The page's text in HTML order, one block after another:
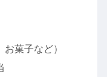
菓子など）